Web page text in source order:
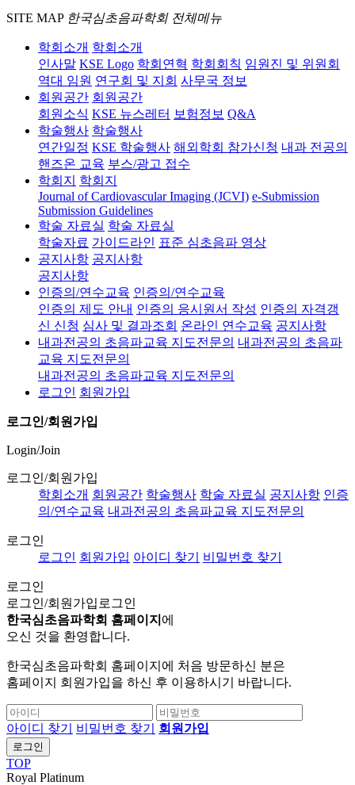
SITE MAP 한국심초음파학회 전체메뉴
학회소개 학회소개
인사말 KSE Logo 학회연혁 학회회칙 임원진 및 위원회
역대 임원 연구회 및 지회 사무국 정보
회원공간 회원공간
회원소식 KSE 뉴스레터 보험정보 Q&A
학술행사 학술행사
연간일정 KSE 학술행사 해외학회 참가신청 내과 전공의
핸즈온 교육 부스/광고 접수
학회지
학회지
Journal of Cardiovascular Imaging (JCVI) e-Submission
Submission Guidelines
학술 자료실 학술 자료실
학술자료 가이드라인 표준 심초음파 영상
공지사항 공지사항
공지사항
인증의/연수교육 인증의/연수교육
인증의 제도 안내 인증의 응시원서 작성 인증의 자격갱
신 신청 심사 및 결과조회 온라인 연수교육 공지사항
내과전공의 초음파교육 지도전문의 내과전공의 초음파
교육 지도전문의
내과전공의 초음파교육 지도전문의
로그인 회원가입
로그인/회원가입
Login/Join
로그인/회원가입
학회소개 회원공간 학술행사 학술 자료실 공지사항 인증
의/연수교육 내과전공의 초음파교육 지도전문의
로그인
로그인 회원가입 아이디 찾기 비밀번호 찾기
로그인
로그인/회원가입 로그인
한국심초음파학회 홈페이지 에
오신 것을 환영합니다.
한국심초음파학회 홈페이지에 처음 방문하신 분은
홈페이지 회원가입을 하신 후 이용하시기 바랍니다.
아이디 찾기 비밀번호 찾기 회원가입
로그인
TOP
Royal Platinum